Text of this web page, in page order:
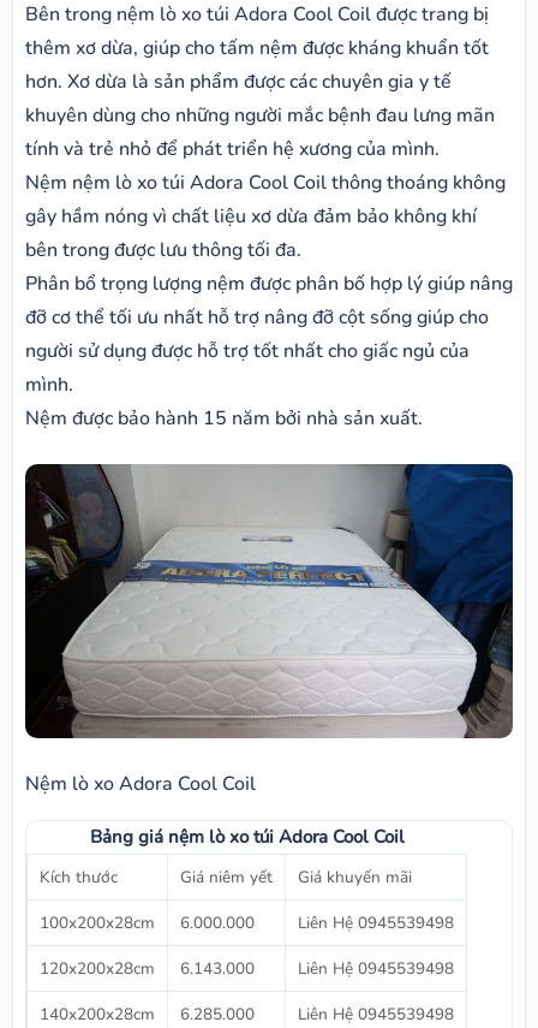
Bên trong nệm lò xo túi Adora Cool Coil được trang bị
thêm xơ dừa, giúp cho tấm nệm được kháng khuẩn tốt
hơn. Xơ dừa là sản phẩm được các chuyên gia y tế
khuyên dùng cho những người mắc bệnh đau lưng mãn
tính và trẻ nhỏ để phát triển hệ xương của mình.
Nệm nệm lò xo túi Adora Cool Coil thông thoáng không
gây hầm nóng vì chất liệu xơ dừa đảm bảo không khí
bên trong được lưu thông tối đa.
Phân bổ trọng lượng nệm được phân bố hợp lý giúp nâng
đỡ cơ thể tối ưu nhất hỗ trợ nâng đỡ cột sống giúp cho
người sử dụng được hỗ trợ tốt nhất cho giấc ngủ của
mình.
Nệm được bảo hành 15 năm bởi nhà sản xuất.
Nệm lò xo Adora Cool Coil
Bảng giá nệm lò xo túi Adora Cool Coil
Kích thước Giá niêm yết
Giá khuyến mãi
100x200x28cm
6.000.000
Liên Hệ 0945539498
120x200x28cm
6.143.000
Liên Hệ 0945539498
140x200x28cm
6.285.000
Liên Hệ 0945539498